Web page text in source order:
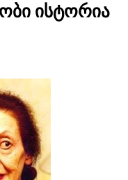
ისტორია